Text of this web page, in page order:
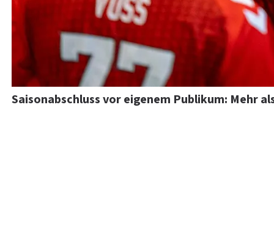
Saisonabschluss vor eigenem Publikum: Mehr